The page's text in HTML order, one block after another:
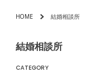
HOME 結婚相談所
結婚相談所
CATEGORY